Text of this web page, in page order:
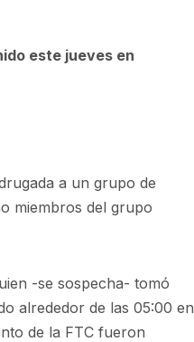
este jueves en
a un grupo de
miembros del grupo
-se sospecha- tomó
alrededor de las 05:00 en
de la FTC fueron